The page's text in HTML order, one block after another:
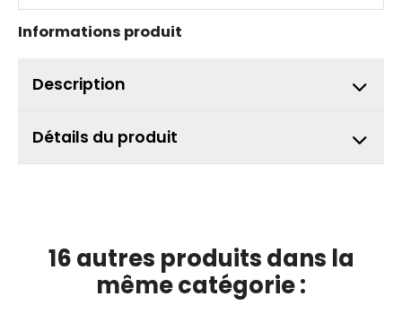
Informations produit
Description
Détails du produit
16 autres produits dans la
même catégorie :